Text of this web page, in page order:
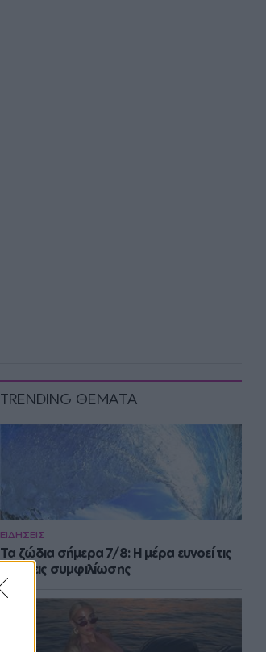
TRENDING ΘΕΜΑΤΑ
ΕΙΔΗΣΕΙΣ
Τα ζώδια σήμερα 7/8: Η μέρα ευνοεί τις
κινήσεις συμφιλίωσης